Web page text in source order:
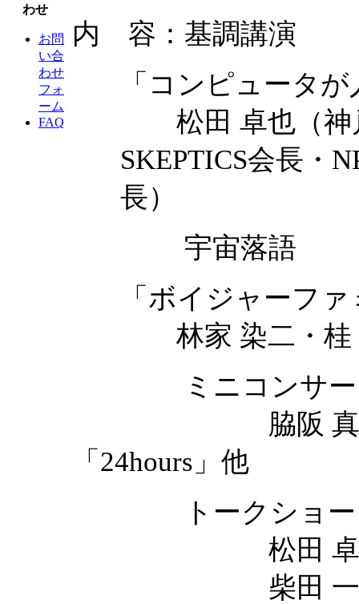
わせ
お問
い合
わせ
フォ
ーム
FAQ
内 容：基調講演
「コンピュータ
松田 卓也（神
SKEPTICS会長・
長）
宇宙落語
「ボイジャーフ
林家 染二・桂
ミニコンサー
脇阪 真由（シ
「24hours」他
トークショー
松田 卓
柴田 一成（理